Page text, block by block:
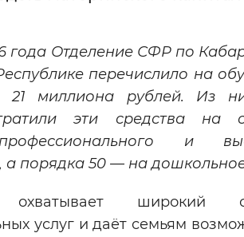
Интервал между буквами
Цвет сайта
Синий фон
Включены Выключены
года Отделение СФР по
перечислило на
21 миллиона рублей. Из
эти средства на
и
а порядка 50 — на
охватывает широкий
услуг и даёт семьям